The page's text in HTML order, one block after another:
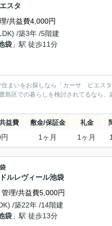
スタ
/共益費4,000円
/築3年 /5階建
袋 」駅 徒歩11分
住まいをお探しなら「カーサ ピエス
島区での暮らしを検討されてるなら
益費 敷金/保証金 礼金
1ヶ月 1ヶ月
ルレヴィール池袋
管理/共益費5,000円
/築22年 /14階建
袋 」駅 徒歩13分